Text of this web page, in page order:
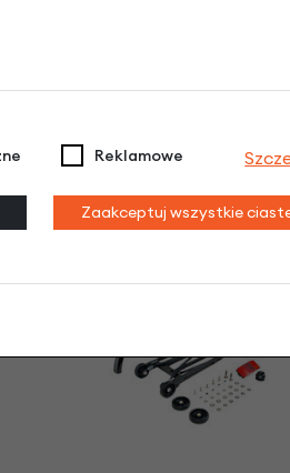
Uchwyt rowerowy na
adapterem Quad Lock®
Reklamowe
Zaakceptuj wszystkie